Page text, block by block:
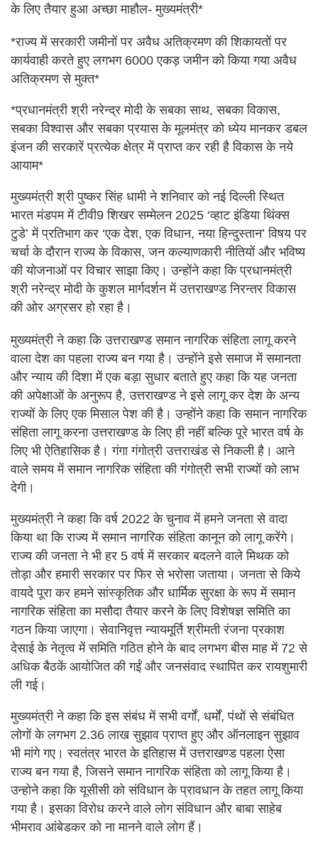
के लिए तैयार हुआ अच्छा माहौल- मुख्यमंत्री*
*राज्य में सरकारी जमीनों पर अवैध अतिक्रमण की शिकायतों पर
कार्यवाही करते हुए लगभग 6000 एकड़ जमीन को किया गया अवैध
अतिक्रमण से मुक्त*
*प्रधानमंत्री श्री नरेन्द्र मोदी के सबका साथ, सबका विकास,
सबका विश्वास और सबका प्रयास के मूलमंत्र को ध्येय मानकर डबल
इंजन की सरकारें प्रत्येक क्षेत्र में प्राप्त कर रही है विकास के नये
आयाम*
मुख्यमंत्री श्री पुष्कर सिंह धामी ने शनिवार को नई दिल्ली स्थित
भारत मंडपम में टीवी9 शिखर सम्मेलन 2025 ‘व्हाट इंडिया थिंक्स
टुडे’ में प्रतिभाग कर ‘एक देश, एक विधान, नया हिन्दुस्तान’ विषय पर
चर्चा के दौरान राज्य के विकास, जन कल्याणकारी नीतियों और भविष्य
की योजनाओं पर विचार साझा किए। उन्होंने कहा कि प्रधानमंत्री
श्री नरेन्द्र मोदी के कुशल मार्गदर्शन में उत्तराखण्ड निरन्तर विकास
की ओर अग्रसर हो रहा है।
मुख्यमंत्री ने कहा कि उत्तराखण्ड समान नागरिक संहिता लागू करने
वाला देश का पहला राज्य बन गया है। उन्होंने इसे समाज में समानता
और न्याय की दिशा में एक बड़ा सुधार बताते हुए कहा कि यह जनता
की अपेक्षाओं के अनुरूप है, उत्तराखण्ड ने इसे लागू कर देश के अन्य
राज्यों के लिए एक मिसाल पेश की है। उन्होंने कहा कि समान नागरिक
संहिता लागू करना उत्तराखण्ड के लिए ही नहीं बल्कि पूरे भारत वर्ष के
लिए भी ऐतिहासिक है। गंगा गंगोत्री उत्तराखंड से निकली है। आने
वाले समय में समान नागरिक संहिता की गंगोत्री सभी राज्यों को लाभ
देगी।
मुख्यमंत्री ने कहा कि वर्ष 2022 के चुनाव में हमने जनता से वादा
किया था कि राज्य में समान नागरिक संहिता कानून को लागू करेंगे।
राज्य की जनता ने भी हर 5 वर्ष में सरकार बदलने वाले मिथक को
तोड़ा और हमारी सरकार पर फिर से भरोसा जताया। जनता से किये
वायदे पूरा कर हमने सांस्कृतिक और धार्मिक सुरक्षा के रूप में समान
नागरिक संहिता का मसौदा तैयार करने के लिए विशेषज्ञ समिति का
गठन किया जाएगा। सेवानिवृत्त न्यायमूर्ति श्रीमती रंजना प्रकाश
देसाई के नेतृत्व में समिति गठित होने के बाद लगभग बीस माह में 72 से
अधिक बैठकें आयोजित की गईं और जनसंवाद स्थापित कर रायशुमारी
ली गई।
मुख्यमंत्री ने कहा कि इस संबंध में सभी वर्गों, धर्मों, पंथों से संबंधित
लोगों के लगभग 2.36 लाख सुझाव प्राप्त हुए और ऑनलाइन सुझाव
भी मांगे गए। स्वतंत्र भारत के इतिहास में उत्तराखण्ड पहला ऐसा
राज्य बन गया है, जिसने समान नागरिक संहिता को लागू किया है।
उन्होने कहा कि यूसीसी को संविधान के प्रावधान के तहत लागू किया
गया है। इसका विरोध करने वाले लोग संविधान और बाबा साहेब
भीमराव आंबेडकर को ना मानने वाले लोग हैं।